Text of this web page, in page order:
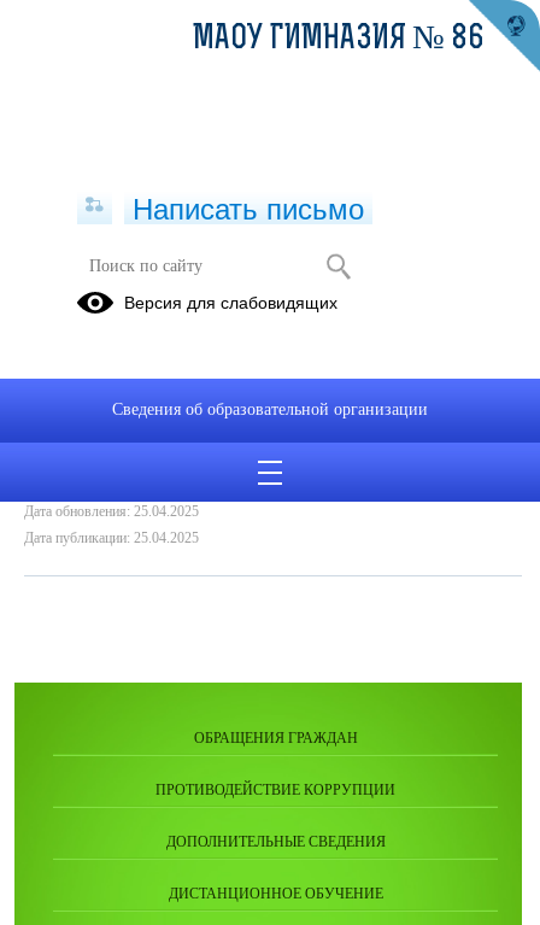
Итоги чемпионата по пионерболу
1 место 5А, 9Б,10А, 11Б,
2 место 5Б, 9А, 11А
Дата обновления: 25.04.2025
Дата публикации: 25.04.2025
ОБРАЩЕНИЯ ГРАЖДАН
ПРОТИВОДЕЙСТВИЕ КОРРУПЦИИ
ДОПОЛНИТЕЛЬНЫЕ СВЕДЕНИЯ
ДИСТАНЦИОННОЕ ОБУЧЕНИЕ
МАОУ ГИМНАЗИЯ № 86
Написать письмо
Версия для слабовидящих
Сведения об образовательной организации